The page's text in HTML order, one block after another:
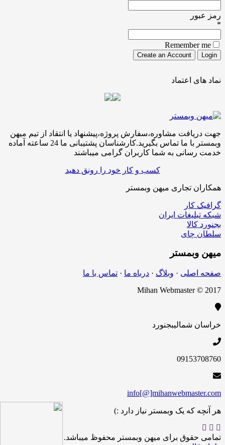
رمز عبور
*
Remember me
نماد های اعتماد
جهت دریافت مشاوره،سفارش پروژه،پیشنهاد یا انتقاد از تیم میهن
وبمستر با ما تماس بگیرید.کارشناسان پشتیبانی ما 24 ساعته آماده
خدمت رسانی به شما کاربران گرامی میباشند
کسب و کار خود را رونق دهید
همکاران تجاری میهن وبمستر
گرافیک کار
شبکه تبلیغات ایران
بجنورد کالا
سلطان چای
میهن وبمستر
صفحه اصلی · وبلاگ · درباه ما · تماس با ما
Mihan Webmaster © 2017
خراسان شمالیبجنورد
09153708760
info[@]mihanwebmaster.com
هر آنچه که یک وبمستر نیاز دارد :)
تمامی حقوق برای میهن وبمستر محفوظ میباشد.